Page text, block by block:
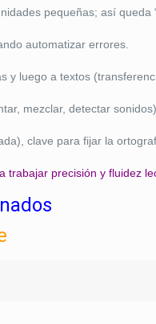
pequeñas; así queda
automatizar errores.
y luego a textos
mezclar, detectar
clave para fijar la
trabajar precisión y fluidez